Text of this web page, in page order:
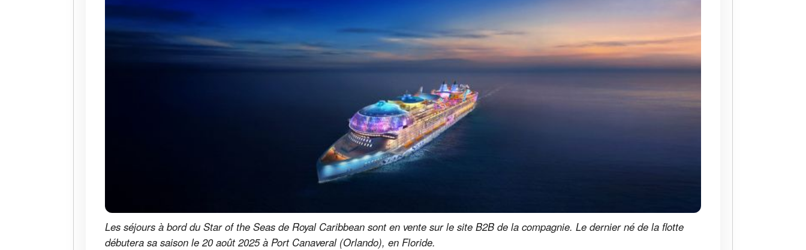
Les séjours à bord du Star of the Seas de Royal Caribbean sont en vente sur le site B2B de la compagnie. Le dernier né de la flotte
débutera sa saison le 20 août 2025 à Port Canaveral (Orlando), en Floride.